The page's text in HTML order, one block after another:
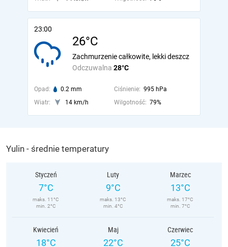
23:00
26°C
Odczuwalna 28°C
Zachmurzenie całkowite, lekki deszcz
Opad: 0.2 mm Ciśnienie: 995 hPa
Wiatr:
14 km/h Wilgotność: 79%
Yulin - średnie temperatury
Styczeń
7°C
maks. 11°C
min. 2°C
Luty
9°C
maks. 13°C
min. 4°C
Marzec
13°C
maks. 17°C
min. 7°C
Kwiecień
18°C
Maj
22°C
Czerwiec
25°C